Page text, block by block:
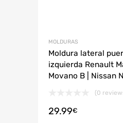
MOLDURAS
Moldura lateral
izquierda Renault
Movano B | Nissan
(0
29.99€